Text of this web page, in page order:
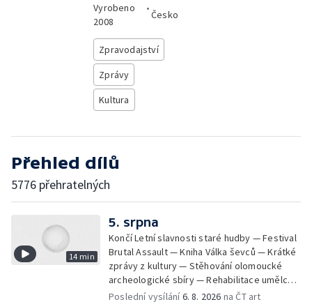
Vyrobeno
2008
•
Česko
Zpravodajství
Zprávy
Kultura
Přehled dílů
5776 přehratelných
14 min
5. srpna
Končí Letní slavnosti staré hudby — Festival
Brutal Assault — Kniha Válka ševců — Krátké
zprávy z kultury — Stěhování olomoucké
archeologické sbíry — Rehabilitace umělce
Milana Knížáka — Trailer na film Osamělý vlk
Poslední vysílání6. 8. 2026 na ČT art